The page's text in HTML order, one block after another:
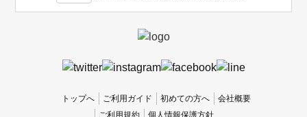
トップへ ご利用ガイド 初めての方へ
会社概要
ご利用規約
個人情報保護方針